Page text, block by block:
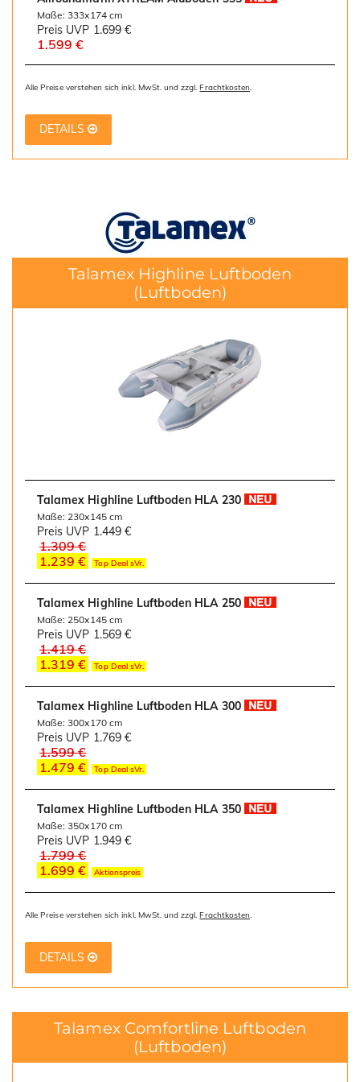
Maße: 333x174 cm
Preis UVP 1.699 €
1.599 €
Alle Preise verstehen sich inkl. MwSt. und zzgl.Frachtkosten.
DETAILS
Talamex Highline Luftboden
(Luftboden)
Talamex Highline Luftboden HLA 230
Maße: 230x145 cm
Preis UVP 1.449 €
1.309 €
1.239 €
Top Deal sVr.
Talamex Highline Luftboden HLA 250
Maße: 250x145 cm
Preis UVP 1.569 €
1.419 €
1.319 €
Top Deal sVr.
Talamex Highline Luftboden HLA 300
Maße: 300x170 cm
Preis UVP 1.769 €
1.599 €
1.479 €
Top Deal sVr.
Talamex Highline Luftboden HLA 350
Maße: 350x170 cm
Preis UVP 1.949 €
1.799 €
1.699 €
Aktionspreis
Alle Preise verstehen sich inkl. MwSt. und zzgl.Frachtkosten.
DETAILS
Talamex Comfortline Luftboden
(Luftboden)